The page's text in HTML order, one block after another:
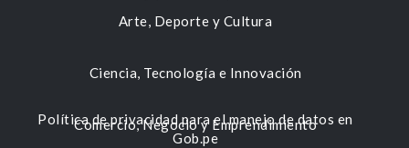
Arte, Deporte y Cultura
Ciencia, Tecnología e Innovación
Comercio, Negocio y Emprendimiento
Política de privacidad para el manejo de datos en
Gob.pe